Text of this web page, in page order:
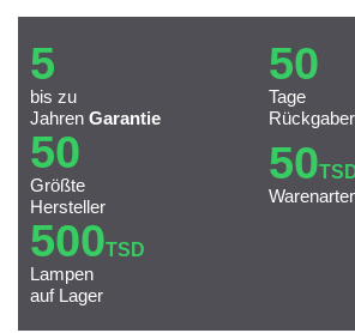
5
bis zu
Jahren Garantie
50
Tage
50
Größte
Hersteller
50
500TSD
Lampen
auf Lager